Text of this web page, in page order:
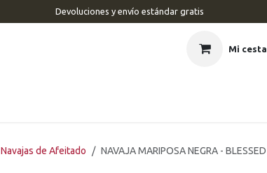
Devoluciones y envío estándar gratis
Mi cesta
Navajas de Afeitado NAVAJA MARIPOSA NEGRA - BLESSED